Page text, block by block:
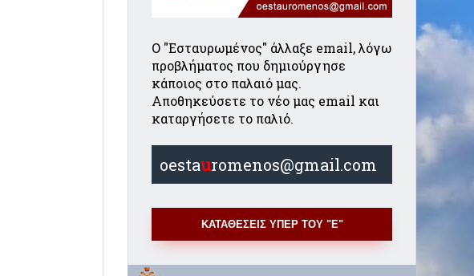
Ο "Εσταυρωμένος" άλλαξε email, λόγω
προβλήματος που δημιούργησε
κάποιος στο παλαιό μας.
Αποθηκεύσετε το νέο μας email και
καταργήσετε το παλιό.
oestauromenos@gmail.com
ΚΑΤΑΘΕΣΕΙΣ ΥΠΕΡ ΤΟΥ "Ε"